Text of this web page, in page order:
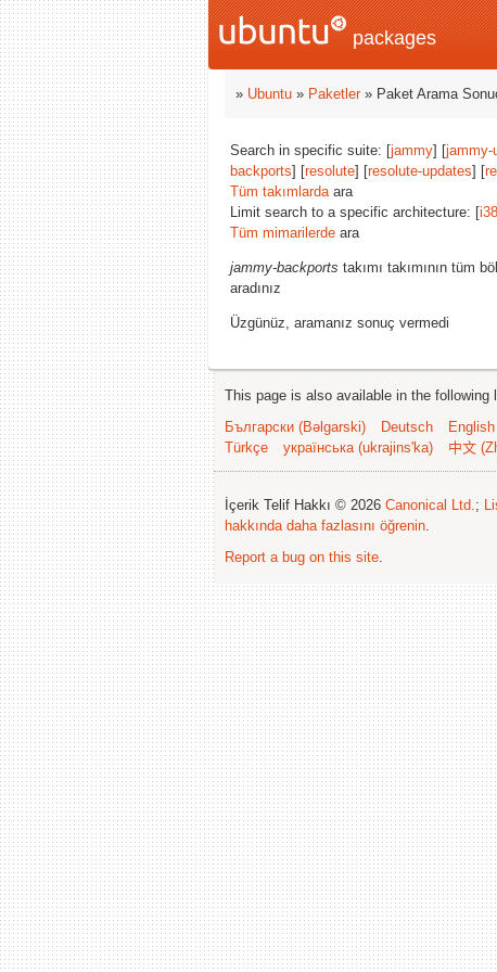
packages
» Ubuntu » Paketler» Paket Arama
Search in specific suite: [jammy] [jammy-
backports] [resolute] [resolute-updates] [
Tüm takımlardaara
Limit search to a specific architecture: [
Tüm mimarilerde ara
jammy-backports takımı takımının tüm
aradınız
Üzgünüz, aramanız sonuç vermedi
This page is also available in the following
Български (Bəlgarski)
Deutsch English
Türkçe
українська (ukrajins'ka) 中文
İçerik Telif Hakkı © 2026 Canonical Ltd.;
hakkında daha fazlasını öğrenin.
Report a bug on this site.